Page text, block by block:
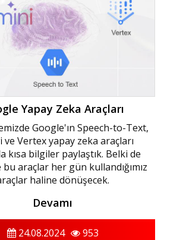
Yapay Zeka Araçları
Google'ın Speech-to-Text,
ve Vertex yapay zeka araçları
kısa bilgiler paylaştık. Belki de
araçlar her gün kullandığımız
haline dönüşecek.
Devamı
24.08.2024 953